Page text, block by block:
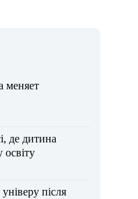
меняет
де дитина
освіту
після